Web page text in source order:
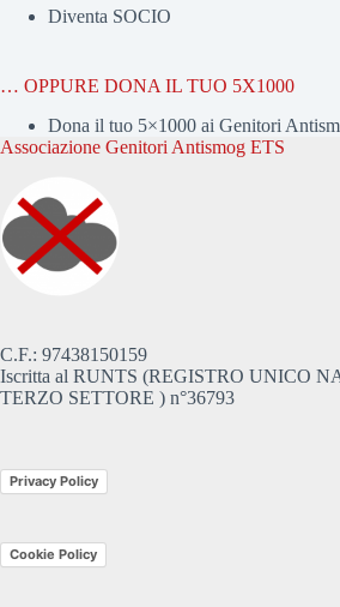
Diventa SOCIO
… OPPURE DONA IL TUO 5X1000
Dona il tuo 5×1000 ai Genitori
Associazione Genitori Antismog ETS
C.F.: 97438150159
Iscritta al RUNTS (REGISTRO UNICO
TERZO SETTORE ) n°36793
Privacy Policy
Cookie Policy